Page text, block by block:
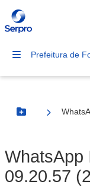
Prefeitura de
Botão Menu
WhatsApp
09.20.57